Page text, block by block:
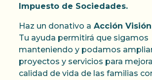
Impuesto de Sociedades.
Haz un donativo a Acción Visión
Tu ayuda permitirá que sigamos
manteniendo y podamos
proyectos y servicios para
calidad de vida de las familias